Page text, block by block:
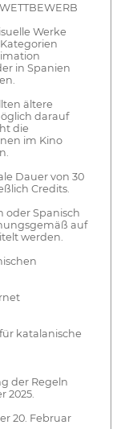
Werke
in Spanien
ältere
darauf
die
im Kino
Dauer von 30
Credits.
oder Spanisch
auf
werden.
katalanische
der Regeln
2025.
20. Februar